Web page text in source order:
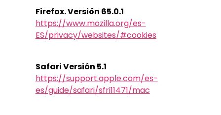
Firefox. Versión 65.0.1
https://www.mozilla.org/es-
ES/privacy/websites/#cookies
Safari Versión 5.1
https://support.apple.com/es-
es/guide/safari/sfri11471/mac